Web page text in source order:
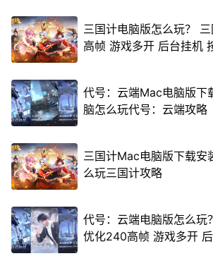
三国计电脑版怎么玩？
高帧 游戏多开 后台挂机
代号：云端Mac电脑版下
脑怎么玩代号：云端攻略
三国计Mac电脑版下载安
么玩三国计攻略
代号：云端电脑版怎么玩
优化240高帧 游戏多开